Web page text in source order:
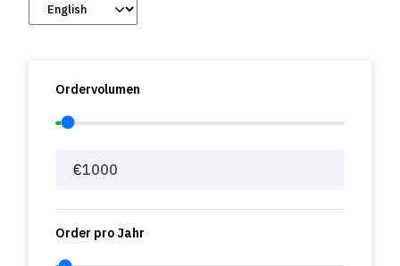
Ordervolumen
€
Order pro Jahr